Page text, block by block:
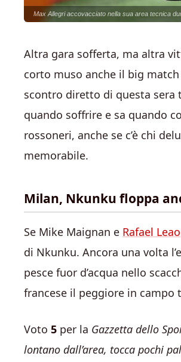
Max Allegri accovacciato nella sua area tecnica
Altra gara sofferta, ma altra
corto muso anche il big
scontro diretto di questa sera
quando soffrire e sa quando
rossoneri, anche se c’è chi
memorabile.
Milan, Nkunku floppa
Se Mike Maignan e Rafael Leao
di Nkunku. Ancora una volta
pesce fuor d’acqua nello
francese il peggiore in campo
Voto 5 per la Gazzetta dello
lontano dall’area, tocca pochi